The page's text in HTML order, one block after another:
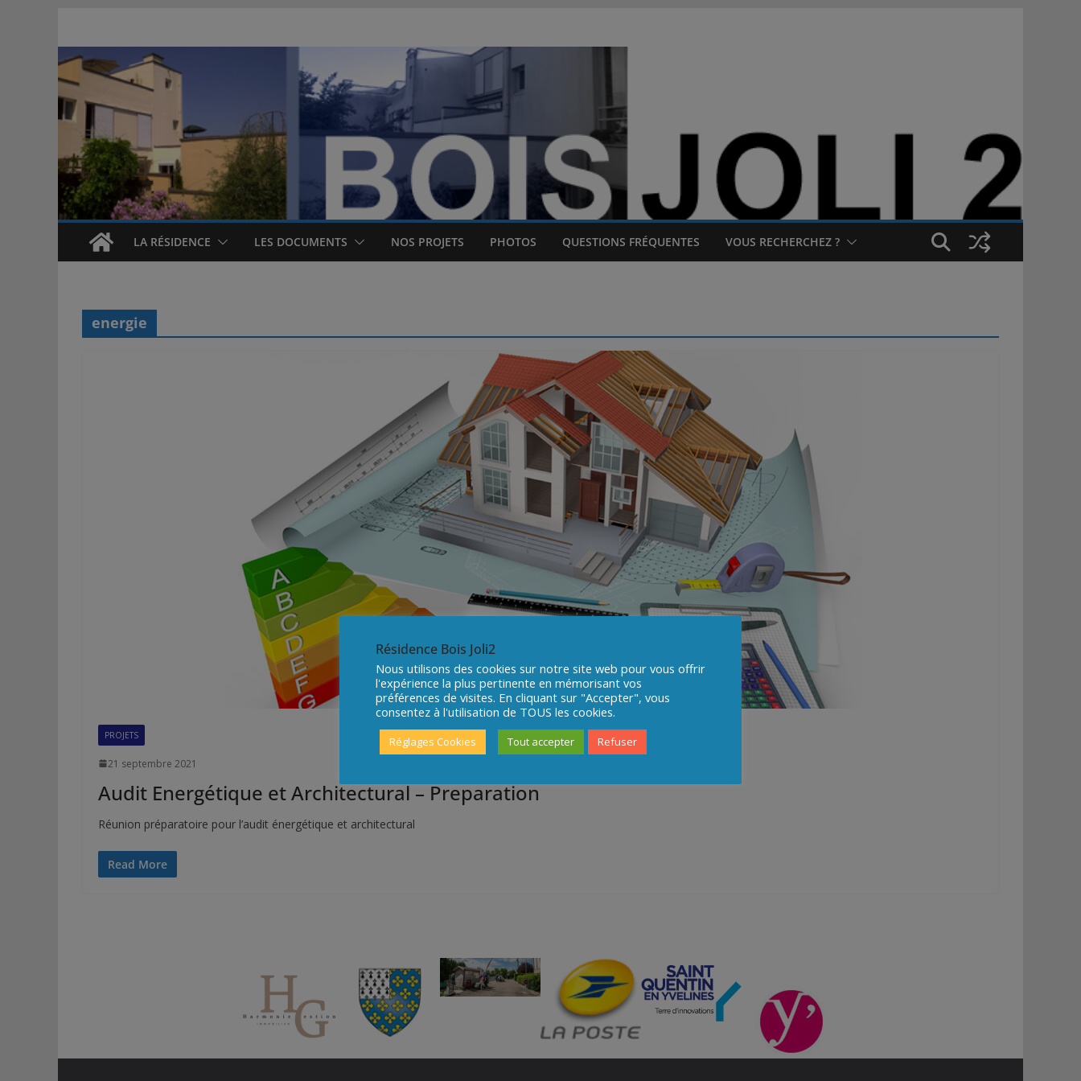
contenu
LA RÉSIDENCE LES DOCUMENTS NOS PROJETS PHOTOS QUESTIONS FRÉQUENTES VOUS RECHERCHEZ ?
energie
PROJETS
21 septembre 2021
Audit Energétique et Architectural – Preparation
Réunion préparatoire pour l’audit énergétique et architectural
Read More
Résidence Bois Joli2
Nous utilisons des cookies sur notre site web pour vous offrir
l'expérience la plus pertinente en mémorisant vos
préférences de visites. En cliquant sur "Accepter", vous
consentez à l'utilisation de TOUS les cookies.
Réglages Cookies Tout accepter Refuser